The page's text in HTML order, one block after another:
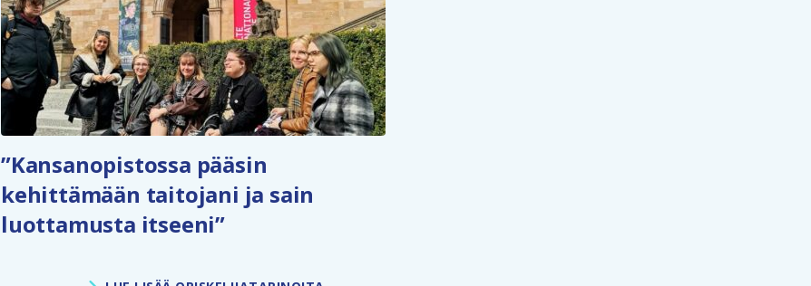
”Kansanopistossa pääsin
kehittämään taitojani ja sain
luottamusta itseeni”